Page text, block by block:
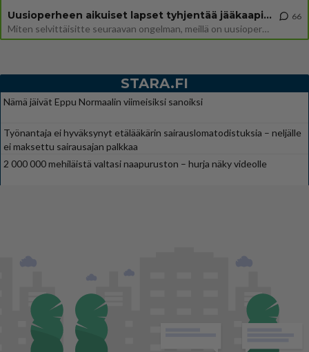
Uusioperheen aikuiset lapset tyhjentää jääkaapin käydessään
Miten selvittäisitte seuraavan ongelman, meillä on uusioperhe, minulla teini-ikäiset lapset ja puolisolla aikuiset, jotk
66
STARA.FI
Nämä jäivät Eppu Normaalin viimeisiksi sanoiksi
Työnantaja ei hyväksynyt etälääkärin sairauslomatodistuksia – neljälle
ei maksettu sairausajan palkkaa
2 000 000 mehiläistä valtasi naapuruston – hurja näky videolle